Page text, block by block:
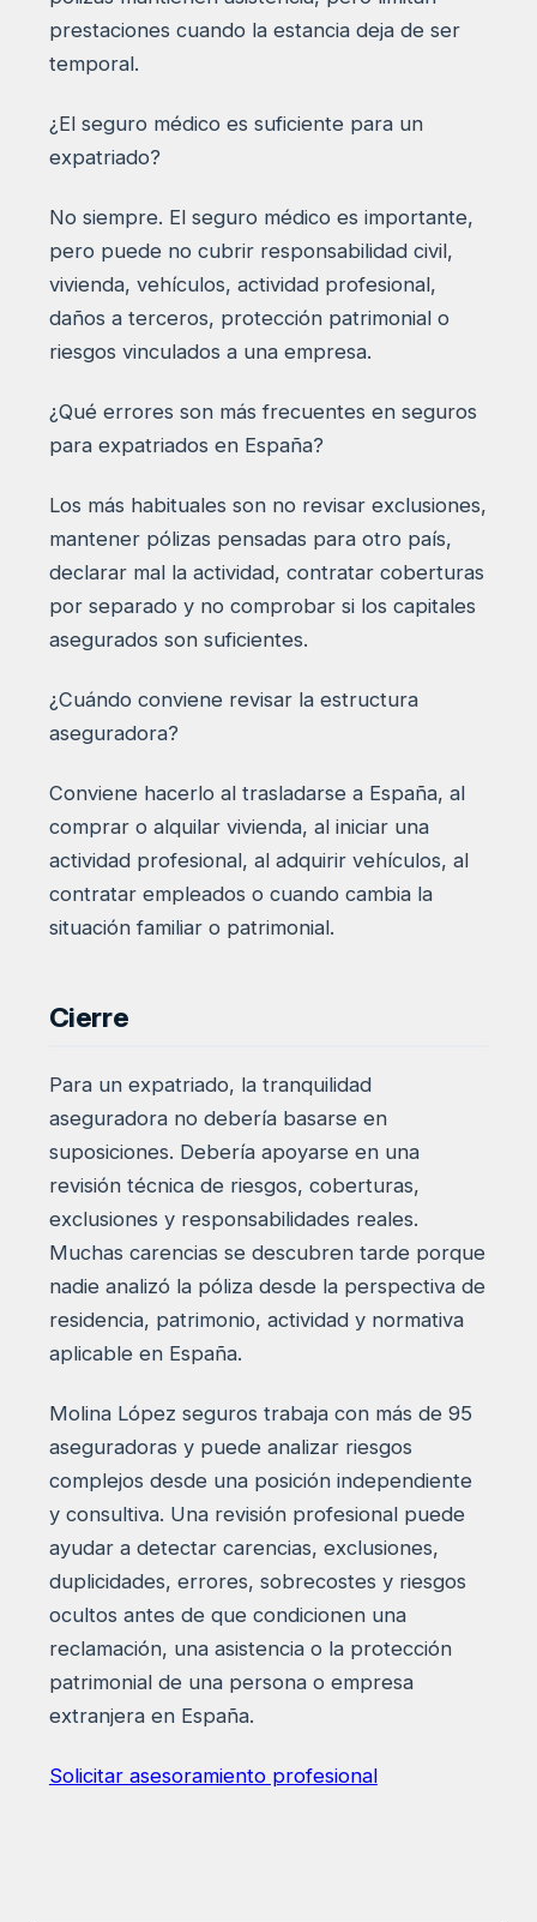
prestaciones cuando la estancia deja de ser
temporal.
¿El seguro médico es suficiente para un
expatriado?
No siempre. El seguro médico es importante,
pero puede no cubrir responsabilidad civil,
vivienda, vehículos, actividad profesional,
daños a terceros, protección patrimonial o
riesgos vinculados a una empresa.
¿Qué errores son más frecuentes en seguros
para expatriados en España?
Los más habituales son no revisar exclusiones,
mantener pólizas pensadas para otro país,
declarar mal la actividad, contratar coberturas
por separado y no comprobar si los capitales
asegurados son suficientes.
¿Cuándo conviene revisar la estructura
aseguradora?
Conviene hacerlo al trasladarse a España, al
comprar o alquilar vivienda, al iniciar una
actividad profesional, al adquirir vehículos, al
contratar empleados o cuando cambia la
situación familiar o patrimonial.
Cierre
Para un expatriado, la tranquilidad
aseguradora no debería basarse en
suposiciones. Debería apoyarse en una
revisión técnica de riesgos, coberturas,
exclusiones y responsabilidades reales.
Muchas carencias se descubren tarde porque
nadie analizó la póliza desde la perspectiva de
residencia, patrimonio, actividad y normativa
aplicable en España.
Molina López seguros trabaja con más de 95
aseguradoras y puede analizar riesgos
complejos desde una posición independiente
y consultiva. Una revisión profesional puede
ayudar a detectar carencias, exclusiones,
duplicidades, errores, sobrecostes y riesgos
ocultos antes de que condicionen una
reclamación, una asistencia o la protección
patrimonial de una persona o empresa
extranjera en España.
Solicitar asesoramiento profesional